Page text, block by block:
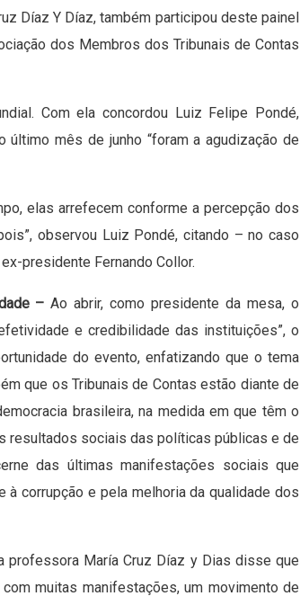
Díaz Y Díaz, também participou deste painel
dos Membros dos Tribunais de Contas
Com ela concordou Luiz Felipe Pondé,
mês de junho “foram a agudização de
elas arrefecem conforme a percepção dos
observou Luiz Pondé, citando – no caso
presidente Fernando Collor.
– Ao abrir, como presidente da mesa, o
e credibilidade das instituições”, o
do evento, enfatizando que o tema
que os Tribunais de Contas estão diante de
brasileira, na medida em que têm o
resultados sociais das políticas públicas e de
das últimas manifestações sociais que
corrupção e pela melhoria da qualidade dos
professora María Cruz Díaz y Dias disse que
muitas manifestações, um movimento de